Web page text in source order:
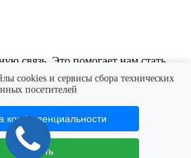
связь. Это помогает нам стать
ваше обращение и, в случае
с вами.
cookies и сервисы сбора технических
посетителей
конфиденциальности
Принять